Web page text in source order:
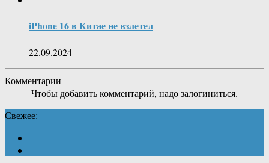
iPhone 16 в Китае не взлетел
22.09.2024
Комментарии
Чтобы добавить комментарий, надо залогиниться.
Свежее: